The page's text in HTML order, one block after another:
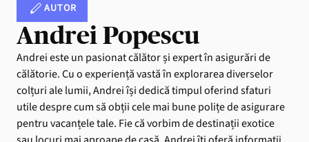
AUTOR
Andrei Popescu
Andrei este un pasionat călător și expert în asigurări de
călătorie. Cu o experiență vastă în explorarea diverselor
colțuri ale lumii, Andrei își dedică timpul oferind sfaturi
utile despre cum să obții cele mai bune polițe de asigurare
pentru vacanțele tale. Fie că vorbim de destinații exotice